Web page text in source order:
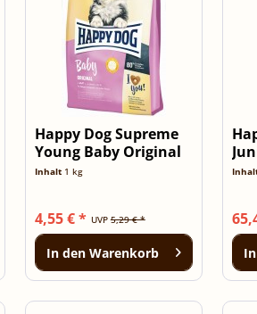
Happy Dog Supreme
Young Baby Original
1kg
Inhalt 1 kg
UVP5,29 € *
4,55 € *
In den Warenkorb